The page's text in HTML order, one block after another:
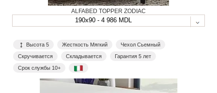
ALFABED TOPPER ZODIAC
190x90 - 4 986 MDL
Высота 5 Жесткость Мягкий
Чехол Сьемный
Скручивается
Складывается
Гарантия 5 лет
Срок службы 10+